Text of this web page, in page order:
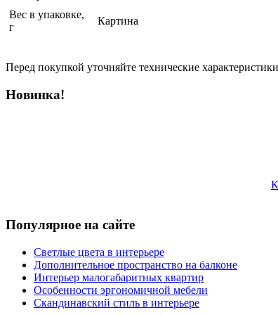
Вес в упаковке,
г
Картина
Перед покупкой уточняйте технические
Новинка!
Популярное на сайте
Светлые цвета в интерьере
Дополнительное пространство на балконе
Интерьер малогабаритных квартир
Особенности эргономичной мебели
Скандинавский стиль в интерьере